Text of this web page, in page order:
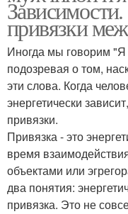
привязки
Иногда мы говорим
подозревая о том,
эти слова. Когда
энергетически
привязки.
Привязка - это
время
объектами или
два понятия:
привязка. Это не